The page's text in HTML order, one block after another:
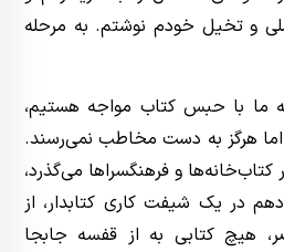
و تخیل خودم نوشتم. به مرحله
ما با حبس کتاب مواجه هستیم،
هرگز به دست مخاطب نمی‌رسند.
کتاب‌خانه‌ها و فرهنگسراها می‌گذرد،
در یک شیفت کاری کتابدار، از
صبح تا 5 عصر، هیچ کتابی به از قفسه جابجا